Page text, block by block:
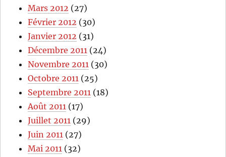
Mars 2012 (27)
Février 2012 (30)
Janvier 2012 (31)
Décembre 2011 (24)
Novembre 2011 (30)
Octobre 2011 (25)
Septembre 2011 (18)
Août 2011 (17)
Juillet 2011 (29)
Juin 2011 (27)
Mai 2011 (32)